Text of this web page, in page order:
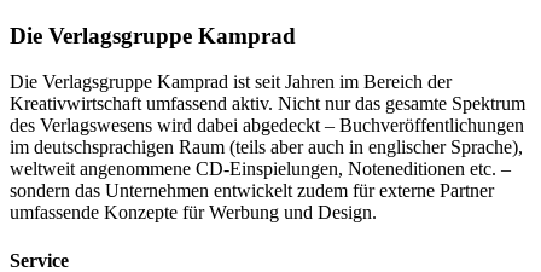
Die Verlagsgruppe Kamprad
Die Verlagsgruppe Kamprad ist seit Jahren im Bereich der
Kreativwirtschaft umfassend aktiv. Nicht nur das gesamte Spektrum
des Verlagswesens wird dabei abgedeckt – Buchveröffentlichungen
im deutschsprachigen Raum (teils aber auch in englischer Sprache),
weltweit angenommene CD-Einspielungen, Noteneditionen etc. –
sondern das Unternehmen entwickelt zudem für externe Partner
umfassende Konzepte für Werbung und Design.
Service